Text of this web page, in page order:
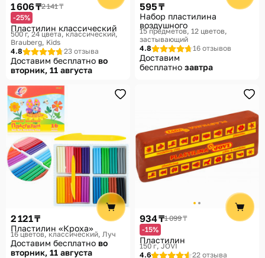
1 606 ₸2 141 ₸
-25%
Пластилин классический
500 г, 24 цвета, классический
Brauberg, Kids
4.8
23 отзыва
Доставим бесплатно во
вторник, 11 августа
595 ₸
Набор пластилина
воздушного
15 предметов, 12 цветов,
застывающий
4.8
16 отзывов
Доставим
бесплатно завтра
2 121 ₸
Пластилин «Кроха»
16 цветов, классический Луч
Доставим бесплатно во
вторник, 11 августа
934 ₸1 099 ₸
-15%
Пластилин
150 г JOVI
4.6
22 отзыва